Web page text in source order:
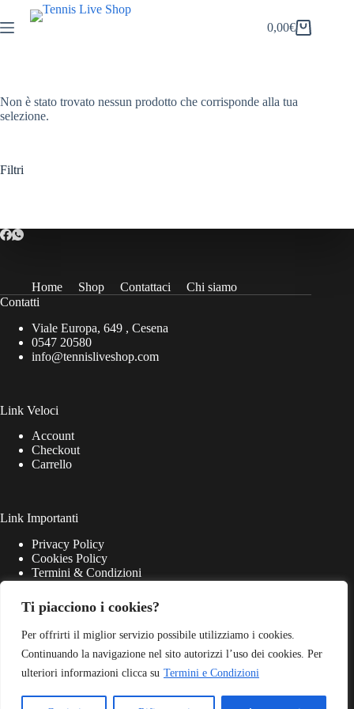
Ti piacciono i cookies?
Per offrirti il miglior servizio possibile utilizziamo i cookies.
Continuando la navigazione nel sito autorizzi l’uso dei cookies. Per
ulteriori informazioni clicca su Termini e Condizioni
al
contenuto
Carrello
0,00€
Non è stato trovato nessun prodotto che corrisponde alla tua
selezione.
Filtri
Home Shop Contattaci
Chi siamo
Contatti
Viale Europa, 649 , Cesena
0547 20580
info@tennisliveshop.com
Link Veloci
Account
Checkout
Carrello
Link Importanti
Privacy Policy
Cookies Policy
Termini & Condizioni